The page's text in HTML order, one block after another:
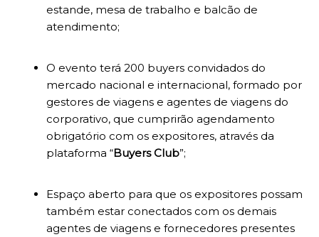
estande, mesa de trabalho e balcão de
atendimento;
O evento terá 200 buyers convidados do
mercado nacional e internacional, formado por
gestores de viagens e agentes de viagens do
corporativo, que cumprirão agendamento
obrigatório com os expositores, através da
plataforma “Buyers Club”;
Espaço aberto para que os expositores possam
também estar conectados com os demais
agentes de viagens e fornecedores presentes